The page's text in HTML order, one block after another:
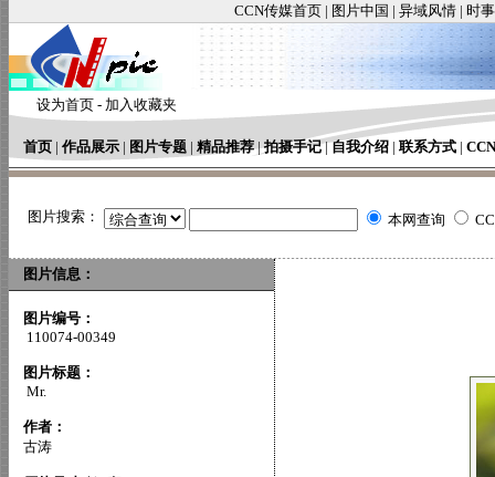
CCN传媒首页 | 图片中国 | 异域风情 | 时
设为首页 - 加入收藏夹
首页 | 作品展示 | 图片专题 | 精品推荐|拍摄手记|自我介绍 | 联系方式 |
图片搜索： 本网查询
图片信息：
图片编号：
110074-00349
图片标题：
Mr.
作者：
古涛